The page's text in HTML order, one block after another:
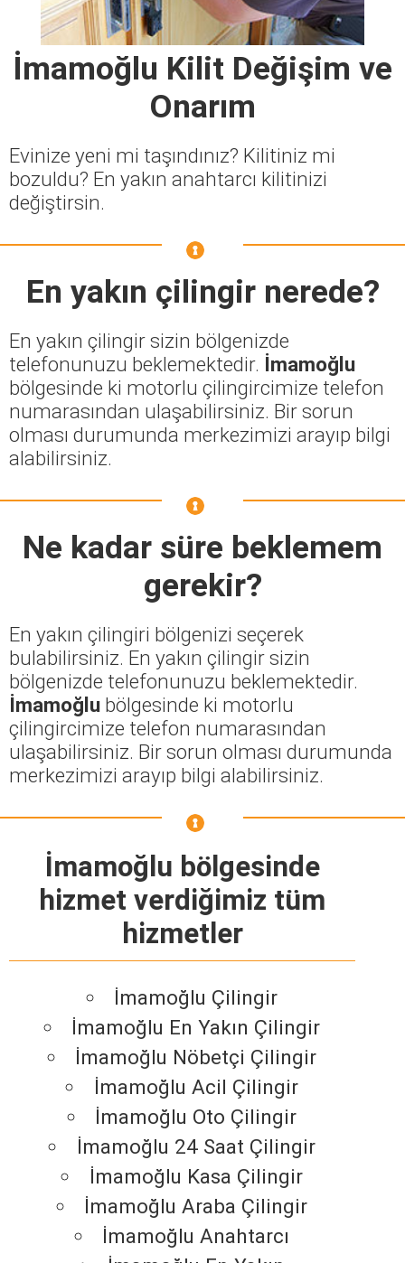
İmamoğlu Kilit Değişim ve
Onarım
Evinize yeni mi taşındınız? Kilitiniz mi
bozuldu? En yakın anahtarcı kilitinizi
değiştirsin.
En yakın çilingir nerede?
En yakın çilingir sizin bölgenizde
telefonunuzu beklemektedir. İmamoğlu
bölgesinde ki motorlu çilingircimize telefon
numarasından ulaşabilirsiniz. Bir sorun
olması durumunda merkezimizi arayıp bilgi
alabilirsiniz.
Ne kadar süre beklemem
gerekir?
En yakın çilingiri bölgenizi seçerek
bulabilirsiniz. En yakın çilingir sizin
bölgenizde telefonunuzu beklemektedir.
İmamoğlu bölgesinde ki motorlu
çilingircimize telefon numarasından
ulaşabilirsiniz. Bir sorun olması durumunda
merkezimizi arayıp bilgi alabilirsiniz.
İmamoğlu bölgesinde
hizmet verdiğimiz tüm
hizmetler
İmamoğlu Çilingir
İmamoğlu En Yakın Çilingir
İmamoğlu Nöbetçi Çilingir
İmamoğlu Acil Çilingir
İmamoğlu Oto Çilingir
İmamoğlu 24 Saat Çilingir
İmamoğlu Kasa Çilingir
İmamoğlu Araba Çilingir
İmamoğlu Anahtarcı